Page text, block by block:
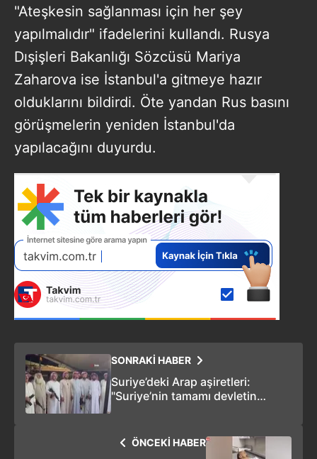
"Ateşkesin sağlanması için her şey
yapılmalıdır" ifadelerini kullandı. Rusya
Dışişleri Bakanlığı Sözcüsü Mariya
Zaharova ise İstanbul'a gitmeye hazır
olduklarını bildirdi. Öte yandan Rus basını
görüşmelerin yeniden İstanbul'da
yapılacağını duyurdu.
SONRAKİ HABER
Suriye’deki Arap aşiretleri:
"Suriye’nin tamamı devletin
ÖNCEKİ HABER